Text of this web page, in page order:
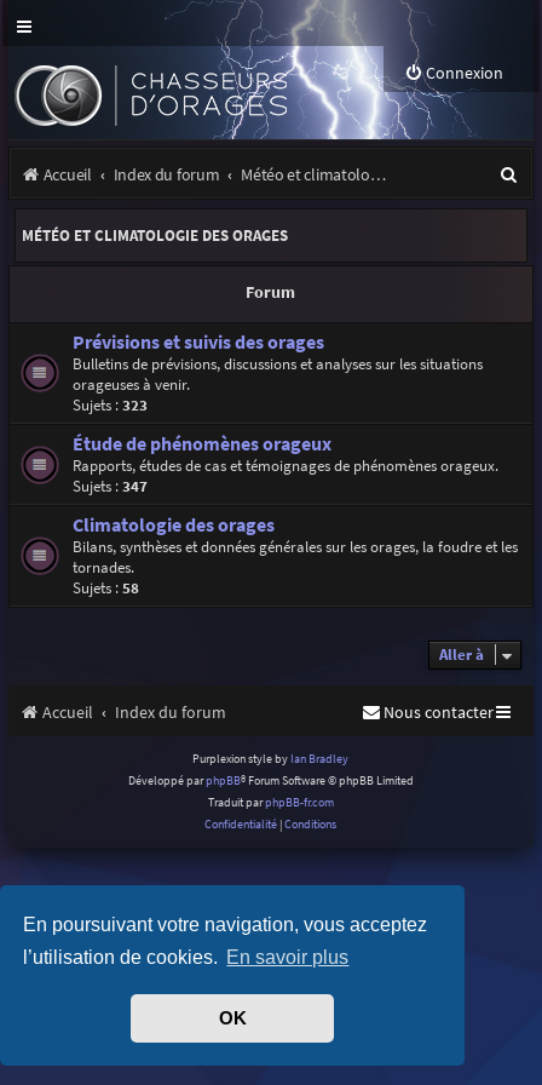
En poursuivant votre navigation, vous acceptez
l’utilisation de cookies. En savoir plus
OK
Connexion
Accueil Index du forum Météo et climatologie des orages
e
e
MÉTÉO ET CLIMATOLOGIE DES ORAGES
Forum
Prévisions et suivis des orages
Bulletins de prévisions, discussions et analyses sur les situations
orageuses à venir.
Sujets :323
Étude de phénomènes orageux
Rapports, études de cas et témoignages de phénomènes orageux.
Sujets :347
Climatologie des orages
Bilans, synthèses et données générales sur les orages, la foudre et les
tornades.
Sujets :58
Aller à
Accueil Index du forum Nous contacter
Purplexion style by Ian Bradley
Développé parphpBB® Forum Software © phpBB Limited
Traduit parphpBB-fr.com
Confidentialité |Conditions